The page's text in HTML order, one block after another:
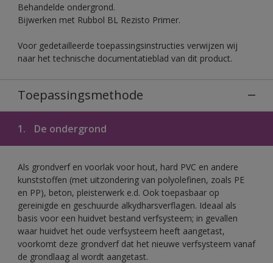
Behandelde ondergrond.
Bijwerken met Rubbol BL Rezisto Primer.
Voor gedetailleerde toepassingsinstructies verwijzen wij
naar het technische documentatieblad van dit product.
Toepassingsmethode
1. De ondergrond
Als grondverf en voorlak voor hout, hard PVC en andere
kunststoffen (met uitzondering van polyolefinen, zoals PE
en PP), beton, pleisterwerk e.d. Ook toepasbaar op
gereinigde en geschuurde alkydharsverflagen. Ideaal als
basis voor een huidvet bestand verfsysteem; in gevallen
waar huidvet het oude verfsysteem heeft aangetast,
voorkomt deze grondverf dat het nieuwe verfsysteem vanaf
de grondlaag al wordt aangetast.